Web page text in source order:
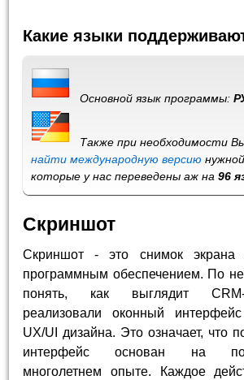
Какие языки
Основной язык программы:
Также при необходимости
найти международную версию
которые у нас переведены аж на96
Скриншот
Скриншот - это снимок экрана
программным обеспечением. По
понять, как выглядит
реализовали оконный
UX/UI дизайна. Это означает, что
интерфейс основан на
многолетнем опыте. Каждое